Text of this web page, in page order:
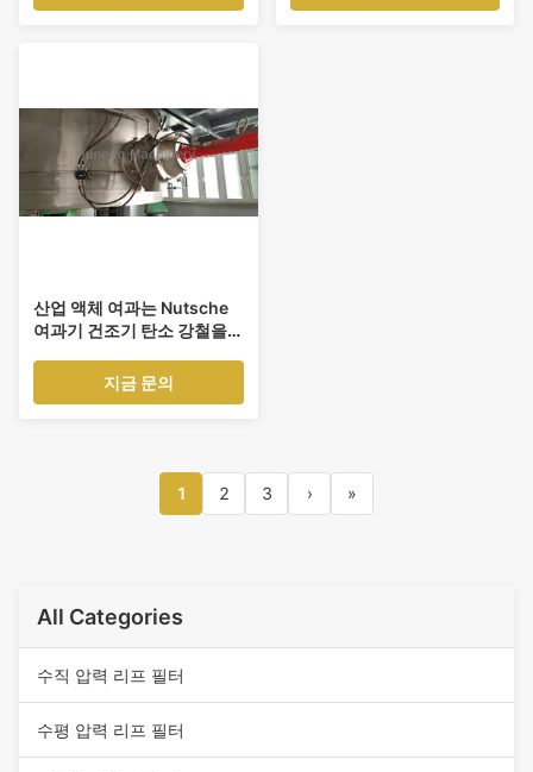
산업 액체 여과는 Nutsche
여과기 건조기 탄소 강철을
지금 문의
1 2 3 › »
All Categories
수직 압력 리프 필터
수평 압력 리프 필터